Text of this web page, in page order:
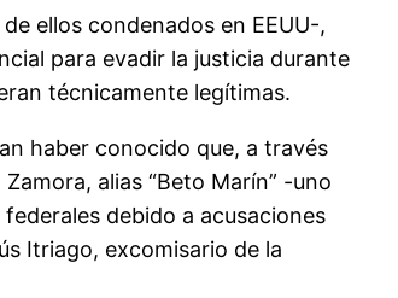
ellos condenados en EEUU-,
para evadir la justicia durante
técnicamente legítimas.
haber conocido que, a través
alias “Beto Marín” -uno
debido a acusaciones
Itriago, excomisario de la